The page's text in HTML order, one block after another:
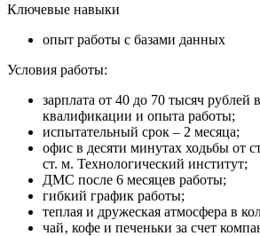
Ключевые навыки
опыт работы с базами данных
Условия работы:
зарплата от 40 до 70 тысяч рублей
квалификации и опыта работы;
испытательный срок – 2 месяца;
офис в десяти минутах ходьбы от
ст. м. Технологический институт;
ДМС после 6 месяцев работы;
гибкий график работы;
теплая и дружеская атмосфера в
чай‚ кофе и печеньки за счет